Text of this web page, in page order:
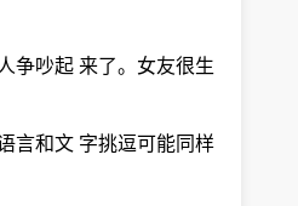
争吵起 来了。女友很生
言和文 字挑逗可能同样